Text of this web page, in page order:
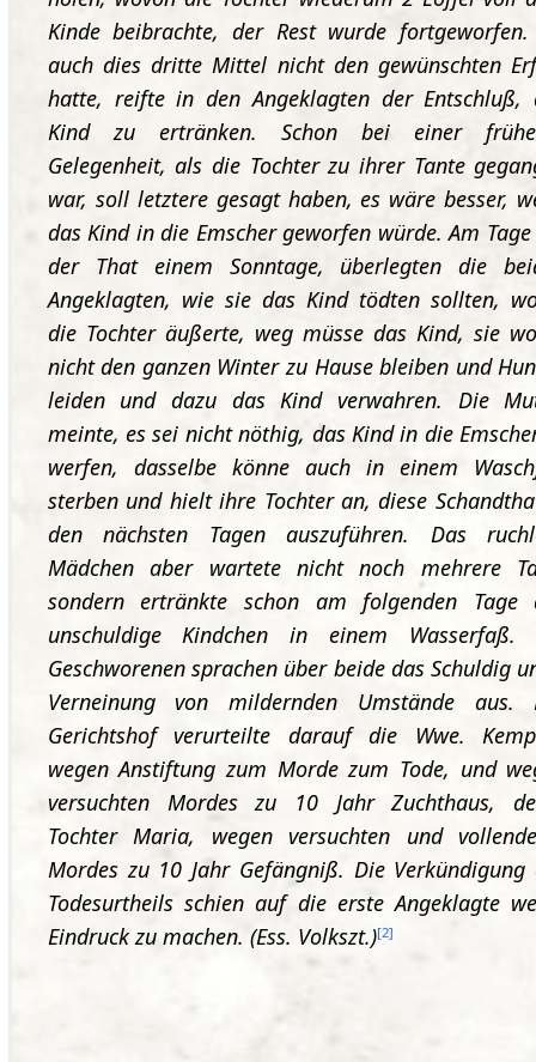
Kinde beibrachte, der Rest wurde
auch dies dritte Mittel nicht den gewünschten
hatte, reifte in den Angeklagten der Entschluß,
Kind zu ertränken. Schon bei einer
Gelegenheit, als die Tochter zu ihrer Tante
war, soll letztere gesagt haben, es wäre besser,
das Kind in die Emscher geworfen würde. Am
der That einem Sonntage, überlegten die
Angeklagten, wie sie das Kind tödten sollten,
die Tochter äußerte, weg müsse das Kind, sie
nicht den ganzen Winter zu Hause bleiben und
leiden und dazu das Kind verwahren. Die
meinte, es sei nicht nöthig, das Kind in die
werfen, dasselbe könne auch in einem
sterben und hielt ihre Tochter an, diese
den nächsten Tagen auszuführen. Das
Mädchen aber wartete nicht noch mehrere
sondern ertränkte schon am folgenden Tage
unschuldige Kindchen in einem Wasserfaß.
Geschworenen sprachen über beide das Schuldig
Verneinung von mildernden Umstände aus.
Gerichtshof verurteilte darauf die Wwe.
wegen Anstiftung zum Morde zum Tode, und
versuchten Mordes zu 10 Jahr Zuchthaus,
Tochter Maria, wegen versuchten und
Mordes zu 10 Jahr Gefängniß. Die Verkündigung
Todesurtheils schien auf die erste Angeklagte
Eindruck zu machen. (Ess. Volkszt.)[2]